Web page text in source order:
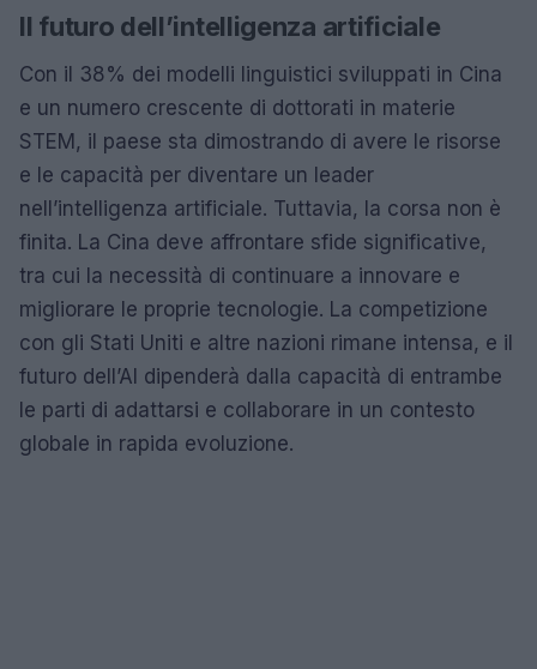
Il futuro dell’intelligenza artificiale
Con il 38% dei modelli linguistici sviluppati in Cina
e un numero crescente di dottorati in materie
STEM, il paese sta dimostrando di avere le risorse
e le capacità per diventare un leader
nell’intelligenza artificiale. Tuttavia, la corsa non è
finita. La Cina deve affrontare sfide significative,
tra cui la necessità di continuare a innovare e
migliorare le proprie tecnologie. La competizione
con gli Stati Uniti e altre nazioni rimane intensa, e il
futuro dell’AI dipenderà dalla capacità di entrambe
le parti di adattarsi e collaborare in un contesto
globale in rapida evoluzione.